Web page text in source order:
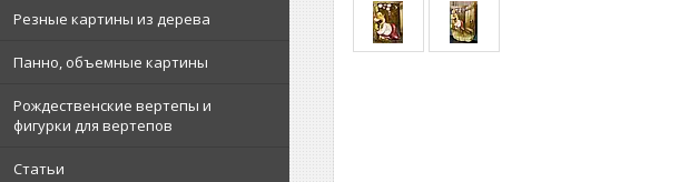
Резные картины из дерева
Панно, объемные картины
Рождественские вертепы и
фигурки для вертепов
Статьи